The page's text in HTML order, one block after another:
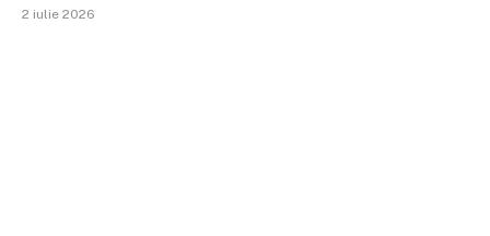
2 iulie 2026